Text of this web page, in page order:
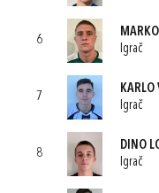
6
Igrač
7
KARLO
Igrač
8
DINO
Igrač